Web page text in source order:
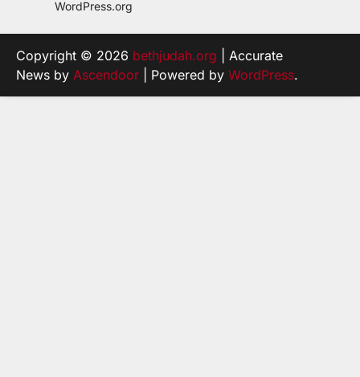
WordPress.org
Copyright © 2026 bethjudah.org | Accurate
News by Ascendoor | Powered by WordPress.